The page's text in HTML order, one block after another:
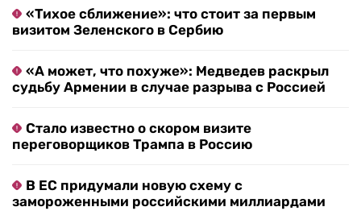
«Тихое сближение»: что стоит за первым
визитом Зеленского в Сербию
«А может, что похуже»: Медведев раскрыл
судьбу Армении в случае разрыва с Россией
Стало известно о скором визите
переговорщиков Трампа в Россию
В ЕС придумали новую схему с
замороженными российскими миллиардами